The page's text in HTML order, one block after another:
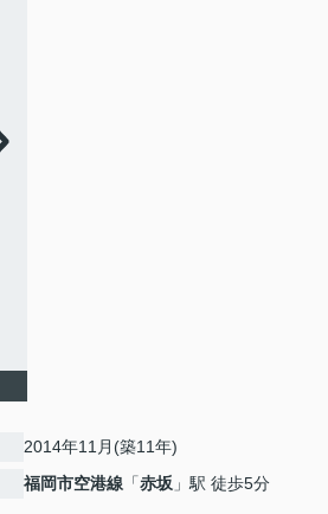
2014年11月(築11年)
福岡市空港線 「赤坂 」駅 徒歩5分